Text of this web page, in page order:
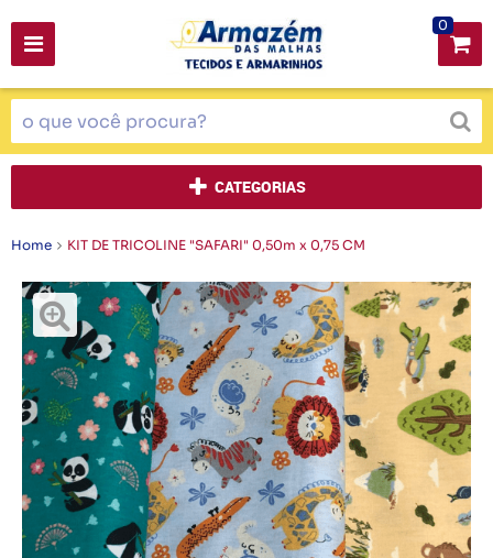
0
CATEGORIAS
Home KIT DE TRICOLINE "SAFARI" 0,50m x 0,75 CM